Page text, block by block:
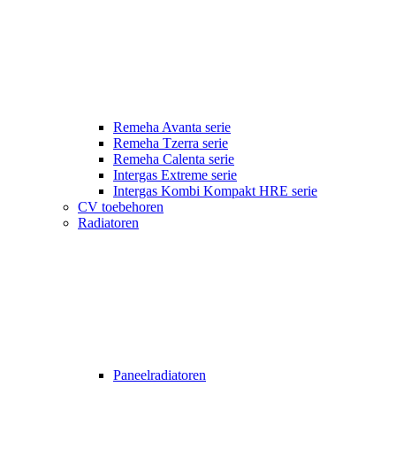
Remeha Avanta serie
Remeha Tzerra serie
Remeha Calenta serie
Intergas Extreme serie
Intergas Kombi Kompakt HRE serie
CV toebehoren
Radiatoren
Paneelradiatoren